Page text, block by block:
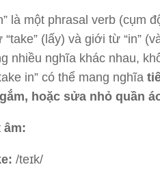
là một phrasal verb (cụm
“take” (lấy) và giới từ “in”
nhiều nghĩa khác nhau,
in” có thể mang nghĩa
hoặc sửa nhỏ quần
âm:
/teɪk/